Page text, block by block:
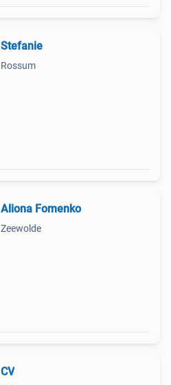
Stefanie
Rossum
Aliona Fomenko
Zeewolde
CV